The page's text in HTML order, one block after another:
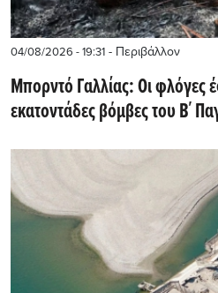
04/08/2026 - 19:31 - Περιβάλλον
Μπορντό Γαλλίας: Οι φλόγες
εκατοντάδες βόμβες του Β΄